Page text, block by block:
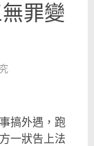
罪變
搞外遇，跑
一狀告上法